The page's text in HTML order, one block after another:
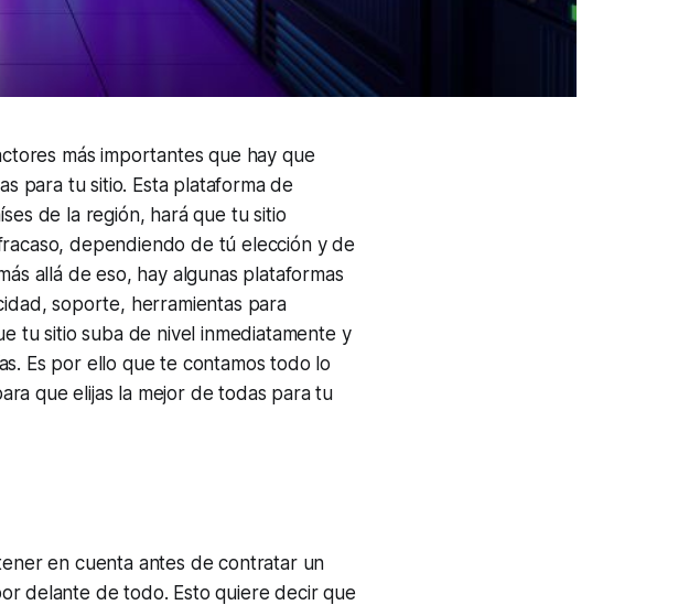
más importantes que hay que
para tu sitio. Esta plataforma de
de la región, hará que tu sitio
dependiendo de tú elección y de
allá de eso, hay algunas plataformas
soporte, herramientas para
tu sitio suba de nivel inmediatamente y
Es por ello que te contamos todo lo
que elijas la mejor de todas para tu
en cuenta antes de contratar un
delante de todo. Esto quiere decir que